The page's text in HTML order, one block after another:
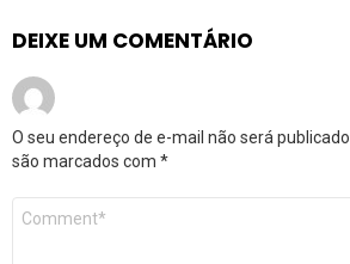
DEIXE UM COMENTÁRIO
O seu endereço de e-mail não será publicado.
são marcados com *
Comentário